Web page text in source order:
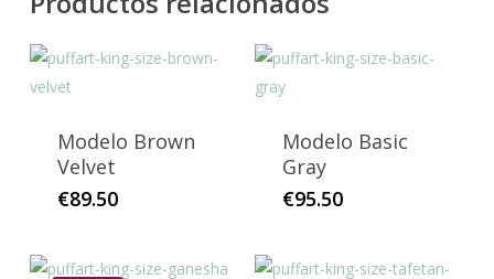
Modelo Brown
Velvet
€89.50
Modelo Basic
Gray
€95.50